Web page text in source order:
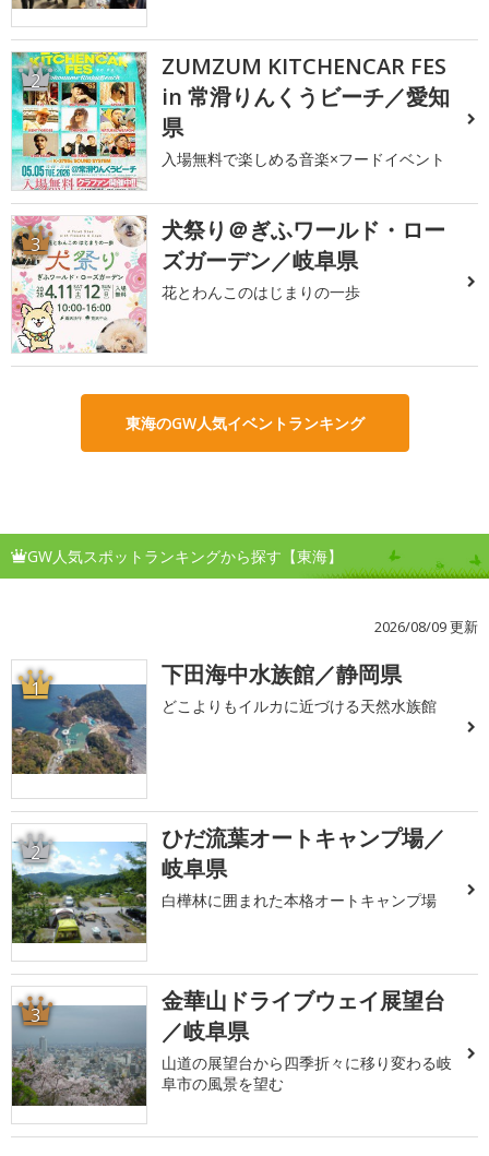
2
ZUMZUM KITCHENCAR FES
in 常滑りんくうビーチ／愛知
県
入場無料で楽しめる音楽×フードイベント
3
犬祭り＠ぎふワールド・ロー
ズガーデン／岐阜県
花とわんこのはじまりの一歩
東海のGW人気イベントランキング
GW人気スポットランキングから探す【東海】
2026/08/09 更新
1 下田海中水族館／静岡県
どこよりもイルカに近づける天然水族館
2
ひだ流葉オートキャンプ場／
岐阜県
白樺林に囲まれた本格オートキャンプ場
3
金華山ドライブウェイ展望台
／岐阜県
山道の展望台から四季折々に移り変わる岐
阜市の風景を望む